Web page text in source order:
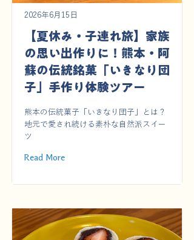
2026年6月15日
【夏休み・子連れ旅】家族
の思い出作りに！熊本・阿
蘇の伝統銘菓「いきなり団
子」手作り体験ツアー
熊本の伝統菓子「いきなり団子」とは？
地元で愛され続ける素朴な自然派スイー
ツ
Read More